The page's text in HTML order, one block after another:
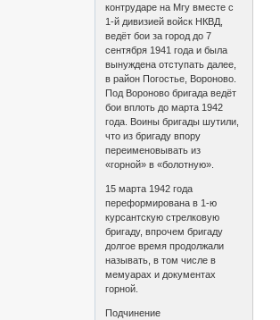
контрударе на Мгу вместе с
1-й дивизией войск НКВД,
ведёт бои за город до 7
сентября 1941 года и была
вынуждена отступать далее,
в район Погостье, Вороново.
Под Вороново бригада ведёт
бои вплоть до марта 1942
года. Воины бригады шутили,
что из бригаду впору
переименовывать из
«горной» в «болотную».
15 марта 1942 года
переформирована в 1-ю
курсантскую стрелковую
бригаду, впрочем бригаду
долгое время продолжали
называть, в том числе в
мемуарах и документах
горной.
Подчинение